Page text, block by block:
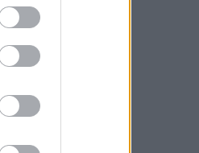
θα διεξαχθούν μια